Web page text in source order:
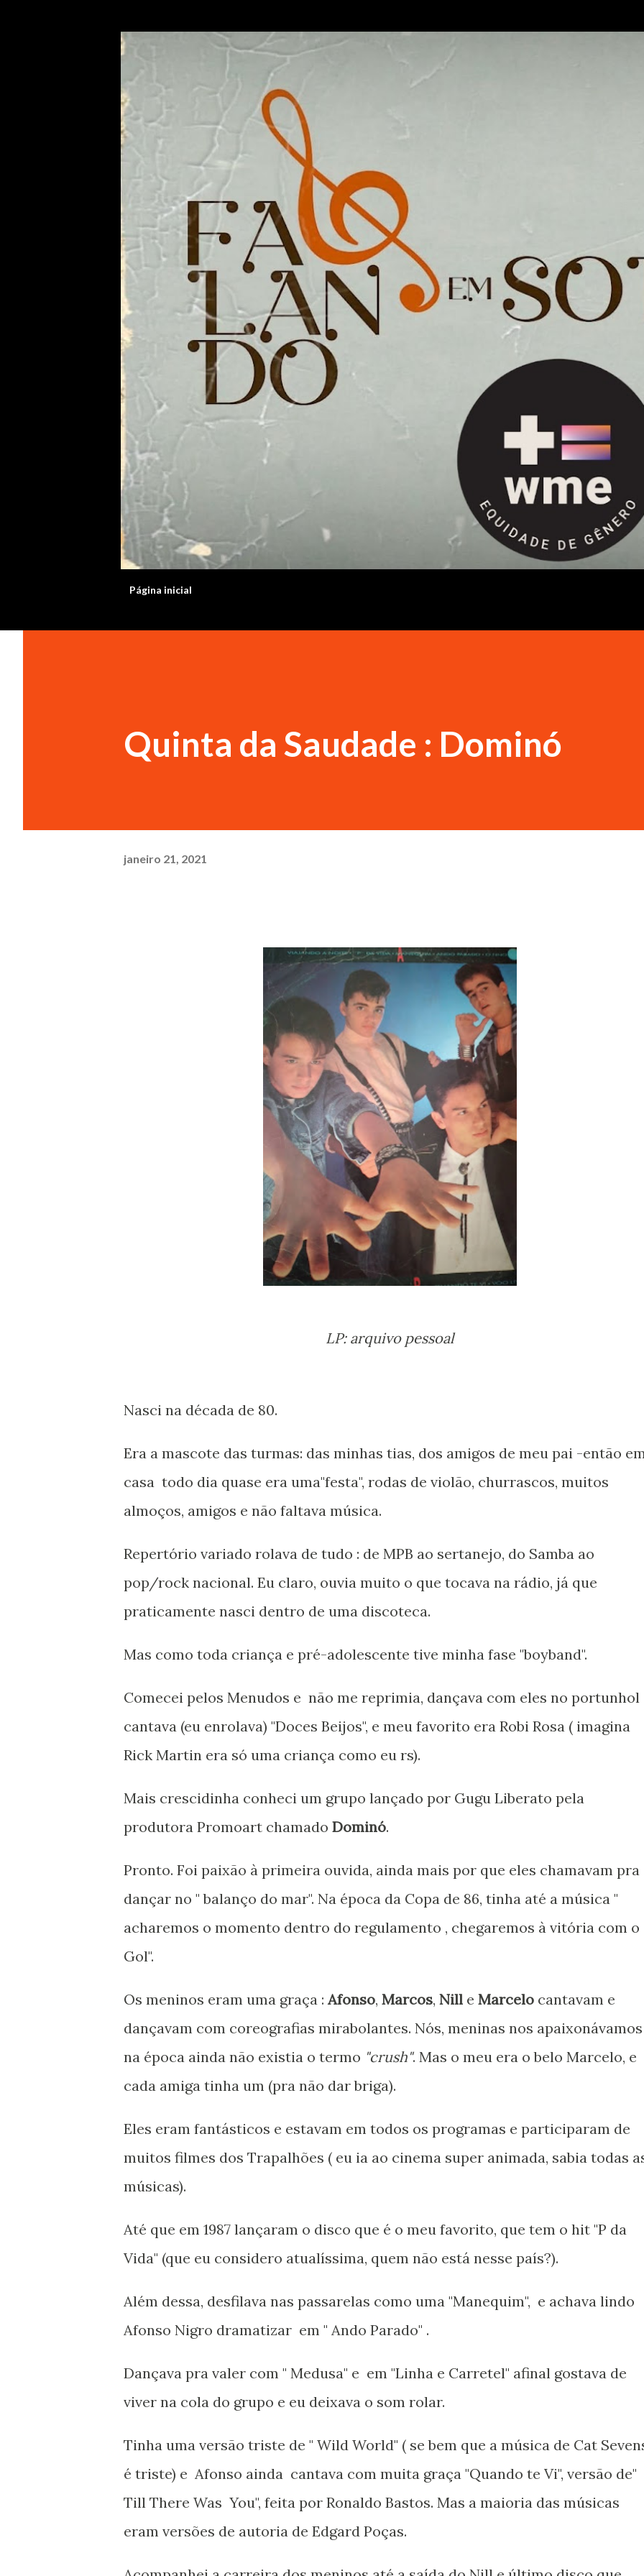
Página inicial
Quinta da Saudade : Dominó
janeiro 21, 2021
LP: arquivo pessoal
Nasci na década de 80.
Era a mascote das turmas: das minhas tias, dos amigos de meu pai -então
casa todo dia quase era uma"festa", rodas de violão, churrascos, muitos
almoços, amigos e não faltava música.
Repertório variado rolava de tudo : de MPB ao sertanejo, do Samba ao
pop/rock nacional. Eu claro, ouvia muito o que tocava na rádio, já que
praticamente nasci dentro de uma discoteca.
Mas como toda criança e pré-adolescente tive minha fase "boyband".
Comecei pelos Menudos e não me reprimia, dançava com eles no portunhol
cantava (eu enrolava) "Doces Beijos", e meu favorito era Robi Rosa ( imagina
Rick Martin era só uma criança como eu rs).
Mais crescidinha conheci um grupo lançado por Gugu Liberato pela
produtora Promoart chamado Dominó.
Pronto. Foi paixão à primeira ouvida, ainda mais por que eles chamavam pra
dançar no " balanço do mar". Na época da Copa de 86, tinha até a música "
acharemos o momento dentro do regulamento , chegaremos à vitória com o
Gol".
Os meninos eram uma graça : Afonso, Marcos, Nill e Marcelo cantavam e
dançavam com coreografias mirabolantes. Nós, meninas nos
na época ainda não existia o termo "crush". Mas o meu era o belo Marcelo, e
cada amiga tinha um (pra não dar briga).
Eles eram fantásticos e estavam em todos os programas e participaram de
muitos filmes dos Trapalhões ( eu ia ao cinema super animada, sabia todas
músicas).
Até que em 1987 lançaram o disco que é o meu favorito, que tem o hit "P da
Vida" (que eu considero atualíssima, quem não está nesse país?).
Além dessa, desfilava nas passarelas como uma "Manequim", e achava lindo
Afonso Nigro dramatizar em " Ando Parado" .
Dançava pra valer com " Medusa" e em "Linha e Carretel" afinal gostava de
viver na cola do grupo e eu deixava o som rolar.
Tinha uma versão triste de " Wild World" ( se bem que a música de Cat
é triste) e Afonso ainda cantava com muita graça "Quando te Vi", versão de"
Till There Was You", feita por Ronaldo Bastos. Mas a maioria das músicas
eram versões de autoria de Edgard Poças.